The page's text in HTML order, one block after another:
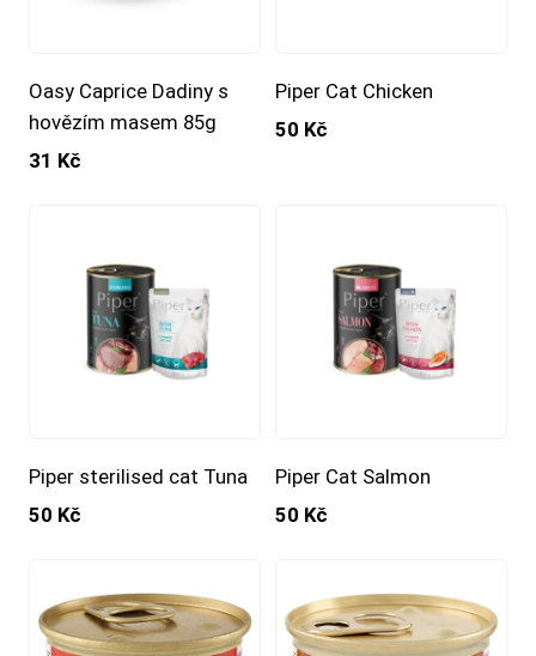
Oasy Caprice Dadiny s
hovězím masem 85g
31 Kč
Piper Cat Chicken
50 Kč
Piper sterilised cat Tuna
50 Kč
Piper Cat Salmon
50 Kč